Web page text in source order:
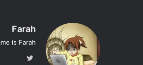
Farah
is Farah.